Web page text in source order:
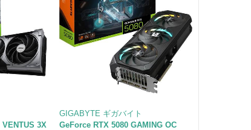
3X
GIGABYTE ギガバイト
GeForce RTX 5080 GAMING OC